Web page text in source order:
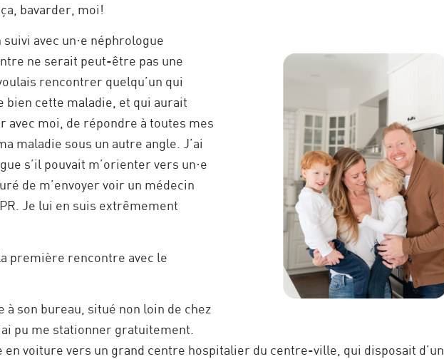
bavarder, moi!
avec un·e néphrologue
ne serait peut-être pas une
rencontrer quelqu’un qui
bien cette maladie, et qui aurait
avec moi, de répondre à toutes mes
maladie sous un autre angle. J’ai
s’il pouvait m’orienter vers un·e
de m’envoyer voir un médecin
Je lui en suis extrêmement
première rencontre avec le
à son bureau, situé non loin de chez
pu me stationner gratuitement.
en voiture vers un grand centre hospitalier du centre-ville, qui disposait d’un